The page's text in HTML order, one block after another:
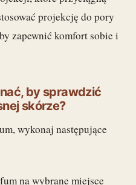
projekcję do pory
zapewnić komfort sobie i
by sprawdzić
skórze?
wykonaj następujące
na wybrane miejsce